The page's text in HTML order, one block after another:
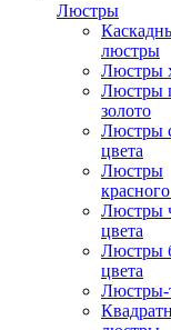
Люстры
люстры
Люстры
Люстры
золото
Люстры
цвета
Люстры
Люстры
цвета
Люстры
цвета
Люстры-